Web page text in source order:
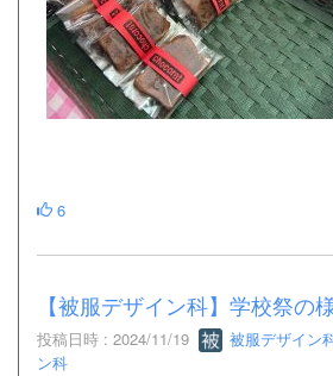
6
【被服デザイン科】学校祭の
投稿日時 : 2024/11/19 被服デザイン
ン科